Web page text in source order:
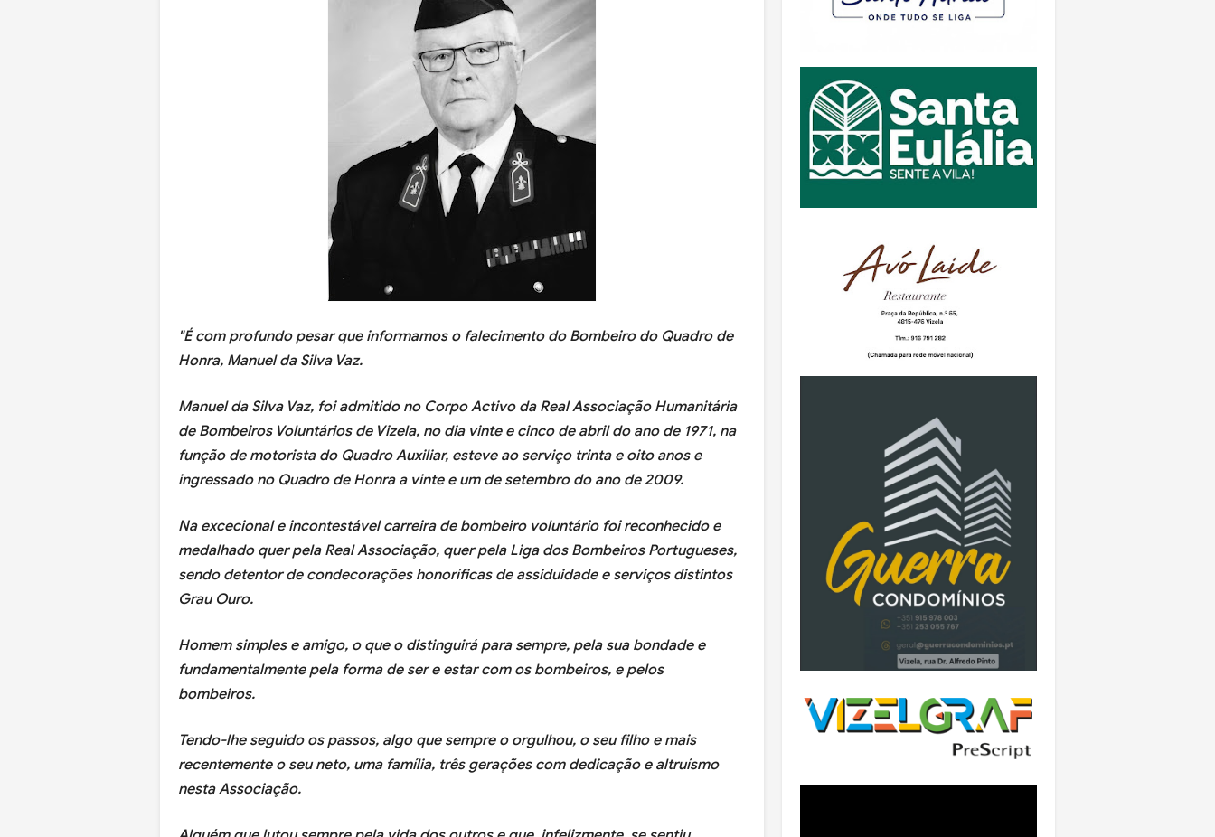
"É com profundo pesar que informamos o falecimento do Bombeiro do Quadro de
Honra, Manuel da Silva Vaz.
Manuel da Silva Vaz, foi admitido no Corpo Activo da Real Associação Humanitária
de Bombeiros Voluntários de Vizela, no dia vinte e cinco de abril do ano de 1971, na
função de motorista do Quadro Auxiliar, esteve ao serviço trinta e oito anos e
ingressado no Quadro de Honra a vinte e um de setembro do ano de 2009.
Na excecional e incontestável carreira de bombeiro voluntário foi reconhecido e
medalhado quer pela Real Associação, quer pela Liga dos Bombeiros Portugueses,
sendo detentor de condecorações honoríficas de assiduidade e serviços distintos
Grau Ouro.
Homem simples e amigo, o que o distinguirá para sempre, pela sua bondade e
fundamentalmente pela forma de ser e estar com os bombeiros, e pelos
bombeiros.
Tendo-lhe seguido os passos, algo que sempre o orgulhou, o seu filho e mais
recentemente o seu neto, uma família, três gerações com dedicação e altruísmo
nesta Associação.